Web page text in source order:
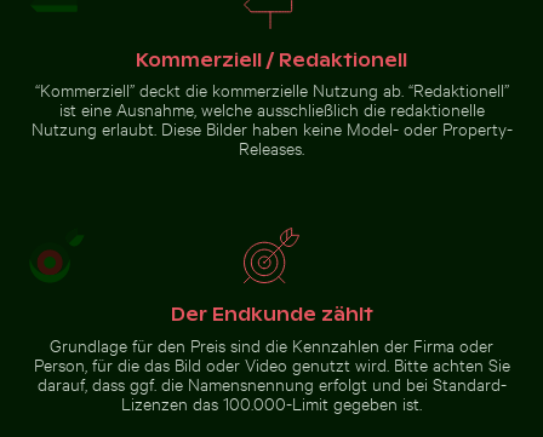
Luftaufnahme von Mandraki auf
der Insel Nisyros
Kommerziell / Redaktionell
“Kommerziell” deckt die kommerzielle Nutzung ab. “Redaktionell”
ist eine Ausnahme, welche ausschließlich die redaktionelle
Nutzung erlaubt. Diese Bilder haben keine Model- oder Property-
Releases.
Der Endkunde zählt
Grundlage für den Preis sind die Kennzahlen der Firma oder
Person, für die das Bild oder Video genutzt wird. Bitte achten Sie
darauf, dass ggf. die Namensnennung erfolgt und bei Standard-
Lizenzen das 100.000-Limit gegeben ist.